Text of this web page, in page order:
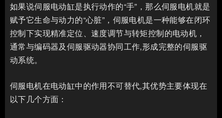
如果说伺服电动缸是执行动作的“手”，那么伺服电机就是
赋予它生命与动力的“心脏”，伺服电机是一种能够在闭环
控制下实现精准定位、速度调节与转矩控制的电动机，
通常与编码器及伺服驱动器协同工作,形成完整的伺服驱
动系统。
伺服电机在电动缸中的作用不可替代,其优势主要体现在
以下几个方面：